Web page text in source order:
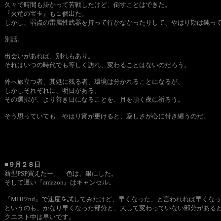
久々で時間も掛かって苦戦したけど、倒すことはできた。
『火竜の宝玉』も１個出た。
しかし、弱点の雷属性武器を持って行かなかったりして、やはり勘は鈍っ
別話。
出会いがあれば、別れもあり。
それはいつの時代でも等しく訪れ、変わることはないのだろう。
外へ旅立つ者、其処に残る者、環境は分かれることになるが、
しかしそれぞれに、明日がある。
その選択が、より善き日になることを、月を頂く夜に祈ろう。
そう思っていても…やはり宵が更けると、寂しさが心に付き纏うのだ。
■９月２８日
新型PSP買えたー。 色は、銀にした。
そして遅い『amazon』はキャンセル。
『MHP2nd』で速度を試してみたけど、早くなった、と言われれば早くな
というのも、かなり早くなった部分と、大して変わっていない部分がある
クエスト中は早いです。